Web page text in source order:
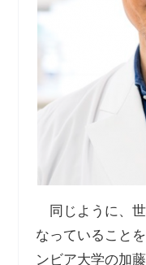
同じように、世
なっていること
ンビア大学の加